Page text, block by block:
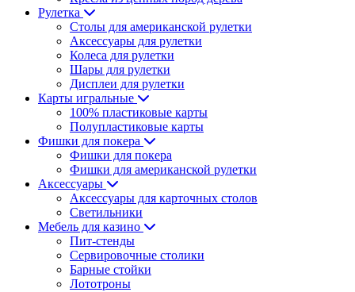
Рулетка
Столы для американской рулетки
Аксессуары для рулетки
Колеса для рулетки
Шары для рулетки
Дисплеи для рулетки
Карты игральные
100% пластиковые карты
Полупластиковые карты
Фишки для покера
Фишки для покера
Фишки для американской рулетки
Аксессуары
Аксессуары для карточных столов
Светильники
Мебель для казино
Пит-стенды
Сервировочные столики
Барные стойки
Лототроны